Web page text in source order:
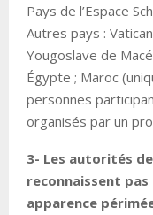
Pays de l’Espace
Autres pays :
Yougoslave de
Égypte ; Maroc
personnes
organisés par un
3- Les autorités
reconnaissent
apparence